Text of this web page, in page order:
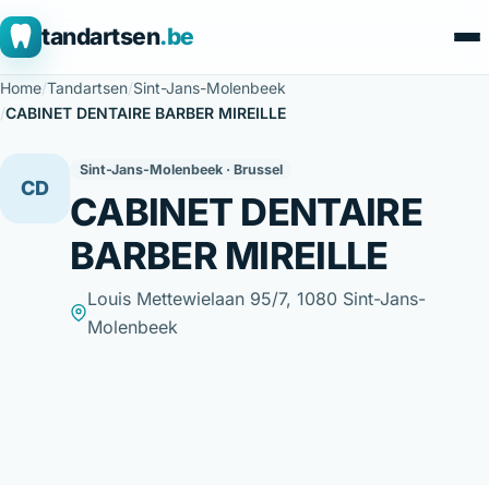
tandartsen.be
Home/Tandartsen/Sint-Jans-Molenbeek
/CABINET DENTAIRE BARBER MIREILLE
CD
Sint-Jans-Molenbeek · Brussel
CABINET DENTAIRE
BARBER MIREILLE
Louis Mettewielaan 95/7, 1080 Sint-Jans-
Molenbeek